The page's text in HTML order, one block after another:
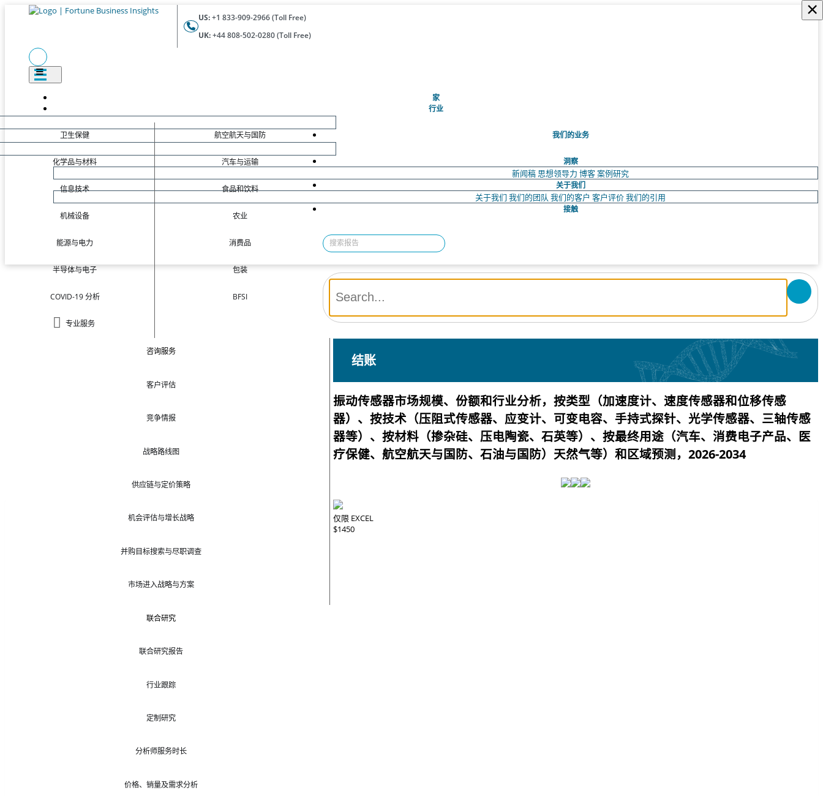
US:+1 833-909-2966 (Toll Free)
UK:+44 808-502-0280 (Toll Free)
家(当前的)
行业
卫生保健
化学品与材料
信息技术
机械设备
能源与电力
半导体与电子
COVID-19 分析
专业服务
航空航天与国防
汽车与运输
食品和饮料
农业
消费品
包装
BFSI
我们的业务
咨询服务
客户评估
竞争情报
战略路线图
供应链与定价策略
机会评估与增长战略
并购目标搜索与尽职调查
市场进入战略与方案
联合研究
联合研究报告
行业跟踪
定制研究
分析师服务时长
价格、销量及需求分析
洞察
新闻稿 思想领导力 博客案例研究
关于我们
关于我们 我们的团队 我们的客户 客户评价我们的引用
接触
×
结账
振动传感器市场规模、份额和行业分析，按类型（加速度计、速度传感器和位移传感
器）、按技术（压阻式传感器、应变计、可变电容、手持式探针、光学传感器、三轴传感
器等）、按材料（掺杂硅、压电陶瓷、石英等）、按最终用途（汽车、消费电子产品、医
疗保健、航空航天与国防、石油与国防）天然气等）和区域预测，2026-2034
仅限 EXCEL
$1450